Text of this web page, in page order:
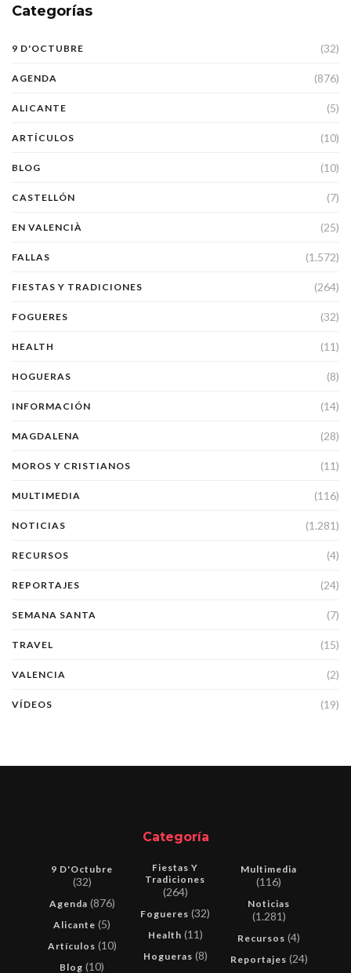
Categorías
9 D'OCTUBRE (32)
AGENDA (876)
ALICANTE (5)
ARTÍCULOS (10)
BLOG (10)
CASTELLÓN (7)
EN VALENCIÀ (25)
FALLAS (1.572)
FIESTAS Y TRADICIONES (264)
FOGUERES (32)
HEALTH (11)
HOGUERAS (8)
INFORMACIÓN (14)
MAGDALENA (28)
MOROS Y CRISTIANOS (11)
MULTIMEDIA (116)
NOTICIAS (1.281)
RECURSOS (4)
REPORTAJES (24)
SEMANA SANTA (7)
TRAVEL (15)
VALENCIA (2)
VÍDEOS (19)
Categoría
9 D'Octubre
(32)
Agenda (876)
Alicante (5)
Artículos (10)
Blog (10)
Fiestas Y
Tradiciones
(264)
Fogueres (32)
Health (11)
Hogueras (8)
Multimedia
(116)
Noticias
(1.281)
Recursos (4)
Reportajes (24)